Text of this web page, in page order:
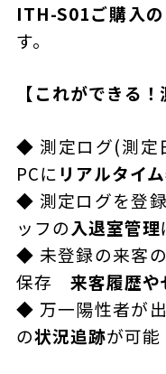
ITH-S01ご購入
す。
【これができる
◆ 測定ログ(測定
PCに リアルタイ
◆ 測定ログを登
ッフの入退室管理
◆ 未登録の来客
保存 来客履歴や
◆ 万一陽性者が
の状況追跡が可能